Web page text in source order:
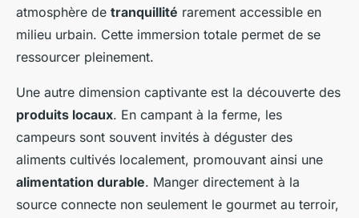
atmosphère de tranquillité rarement accessible en
milieu urbain. Cette immersion totale permet de se
ressourcer pleinement.
Une autre dimension captivante est la découverte des
produits locaux. En campant à la ferme, les
campeurs sont souvent invités à déguster des
aliments cultivés localement, promouvant ainsi une
alimentation durable. Manger directement à la
source connecte non seulement le gourmet au terroir,